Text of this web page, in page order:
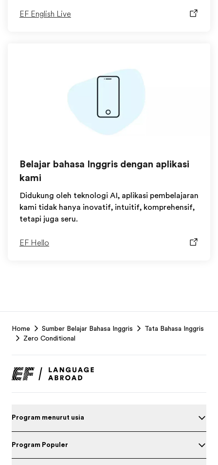
EF English Live
Belajar bahasa Inggris dengan aplikasi
kami
Didukung oleh teknologi AI, aplikasi pembelajaran
kami tidak hanya inovatif, intuitif, komprehensif,
tetapi juga seru.
EF Hello
Footer
Home Sumber Belajar Bahasa Inggris
Tata Bahasa Inggris
Zero Conditional
Program menurut usia
Program Populer